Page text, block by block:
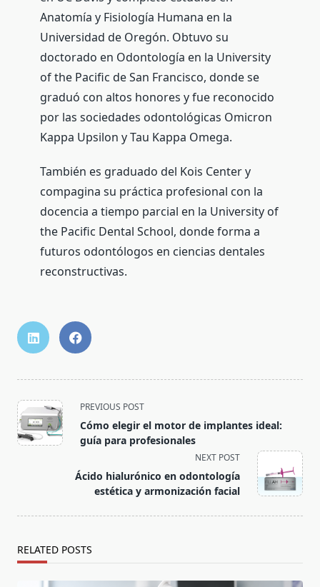
Anatomía y Fisiología Humana en la
Universidad de Oregón. Obtuvo su
doctorado en Odontología en la University
of the Pacific de San Francisco, donde se
graduó con altos honores y fue reconocido
por las sociedades odontológicas Omicron
Kappa Upsilon y Tau Kappa Omega.
También es graduado del Kois Center y
compagina su práctica profesional con la
docencia a tiempo parcial en la University of
the Pacific Dental School, donde forma a
futuros odontólogos en ciencias dentales
reconstructivas.
<span
class="nav-
subtitle
text">Page</span>
PREVIOUS POST
Cómo elegir el motor de implantes ideal:
guía para profesionales
NEXT POST
Ácido hialurónico en odontología
estética y armonización facial
RELATED POSTS